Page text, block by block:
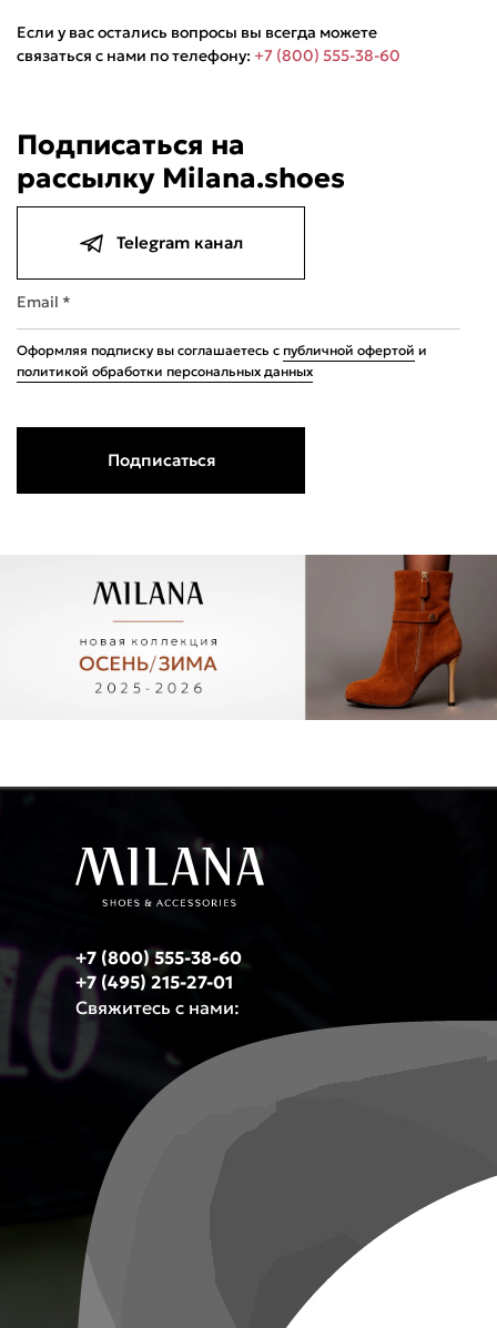
ПоделиМоккаДавай делить
1 497,50 ₽ 1 497,50 ₽ 1 497,50 ₽
Если у вас остались вопросы вы всегда можете
связаться с нами по телефону: +7 (800) 555-38-60
Подписаться на
рассылку Milana.shoes
Telegram канал
Email *
Оформляя подписку вы соглашаетесь с публичной офертой и
политикой обработки персональных данных
Подписаться
+7 (800) 555-38-60
+7 (495) 215-27-01
Свяжитесь с нами: